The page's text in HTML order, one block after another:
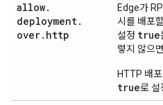
allow.
deployment.
over. http
Edge가
시를 배포
설정 true
렇지 않으면
HTTP 배
true로 설